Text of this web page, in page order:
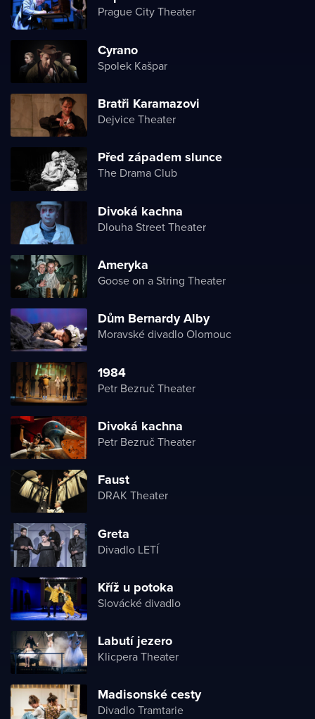
Prague City Theater
Cyrano
Spolek Kašpar
Bratři Karamazovi
Dejvice Theater
Před západem slunce
The Drama Club
Divoká kachna
Dlouha Street Theater
Ameryka
Goose on a String Theater
Dům Bernardy Alby
Moravské divadlo Olomouc
1984
Petr Bezruč Theater
Divoká kachna
Petr Bezruč Theater
Faust
DRAK Theater
Greta
Divadlo LETÍ
Kříž u potoka
Slovácké divadlo
Labutí jezero
Klicpera Theater
Madisonské cesty
Divadlo Tramtarie